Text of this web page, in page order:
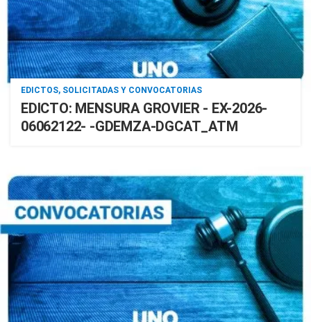
EDICTOS, SOLICITADAS Y CONVOCATORIAS
EDICTO: MENSURA GROVIER - EX-2026-
06062122- -GDEMZA-DGCAT_ATM